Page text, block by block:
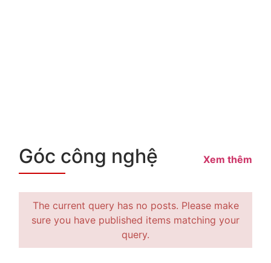
Góc công nghệ Xem thêm
The current query has no posts. Please make
sure you have published items matching your
query.